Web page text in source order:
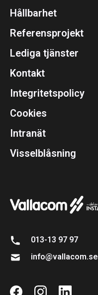
013-13 97 97
info@vallacom.se
Hållbarhet
Referensprojekt
Lediga tjänster
Kontakt
Integritetspolicy
Cookies
Intranät
Visselblåsning